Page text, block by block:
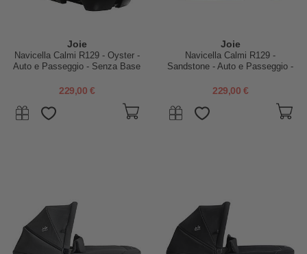
Joie
Navicella Calmi R129 - Oyster -
Auto e Passeggio - Senza Base
229,00 €
Joie
Navicella Calmi R129 -
Sandstone - Auto e Passeggio -
229,00 €